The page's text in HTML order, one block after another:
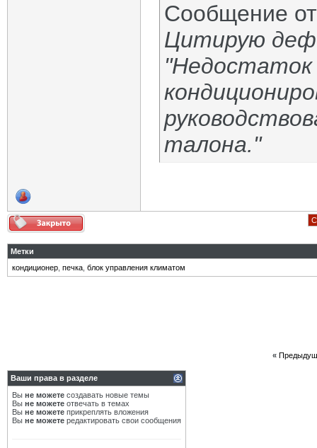
Сообщение
Цитирую
"Недостаток
талона."
Метки
кондиционер печка блок управления климатом
«
Ваши права в разделе
Вы не можете создавать новые темы
Вы не можете отвечать в темах
Вы не можете прикреплять вложения
Вы не можете редактировать свои сообщения